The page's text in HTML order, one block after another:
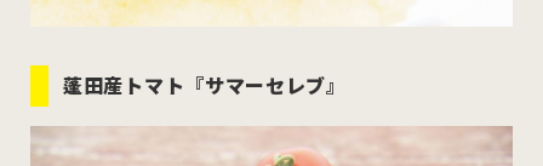
蓬田産トマト『サマーセレブ』